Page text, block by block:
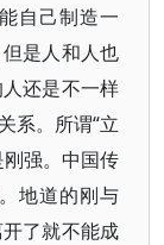
自己制造一
是人和人也
还是不一样
系。所谓“立
强。中国传
地道的刚与
了就不能成